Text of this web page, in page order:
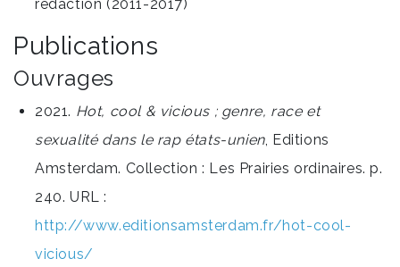
rédaction (2011-2017)
Publications
Ouvrages
2021. Hot, cool & vicious ; genre, race et
sexualité dans le rap états-unien, Editions
Amsterdam. Collection : Les Prairies ordinaires. p.
240. URL :
http://www.editionsamsterdam.fr/hot-cool-
vicious/